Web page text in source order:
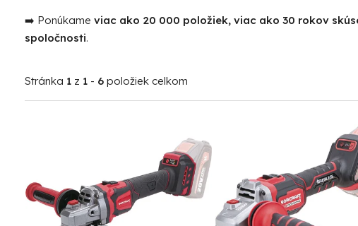
➡️ Ponúkame viac ako 20 000 položiek, viac ako 30 rokov
spoločnosti.
Stránka 1 z 1 - 6 položiek celkom
i
s